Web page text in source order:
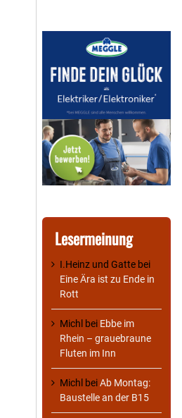
Lesermeinung
I.Heinz und Gatte bei
Eine Ära ist zu Ende in
Rott
Michl bei Ebbe im
Rhein – grauebraune
Fluten im Inn
Michl beiAb Montag:
Baustelle an der B15